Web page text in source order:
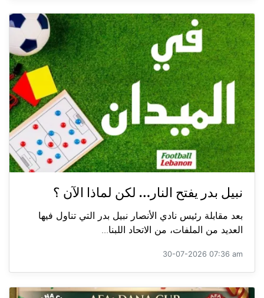
نبيل بدر يفتح النار… لكن لماذا الآن ؟
بعد مقابلة رئيس نادي الأنصار نبيل بدر التي تناول فيها
العديد من الملفات، من الاتحاد اللبنا...
30-07-2026 07:36 am